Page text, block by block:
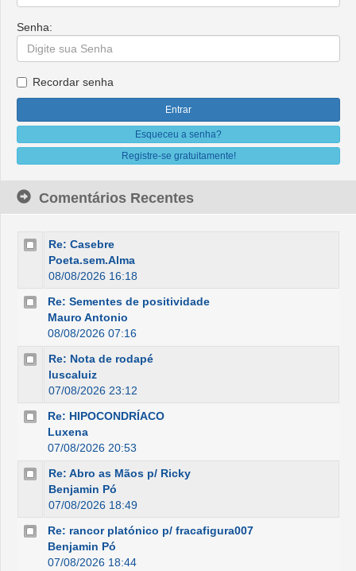
Senha:
Recordar senha
Esqueceu a senha?
Registre-se gratuitamente!
Comentários Recentes
Re: Casebre
Poeta.sem.Alma
08/08/2026 16:18
Re: Sementes de positividade
Mauro Antonio
08/08/2026 07:16
Re: Nota de rodapé
luscaluiz
07/08/2026 23:12
Re: HIPOCONDRÍACO
Luxena
07/08/2026 20:53
Re: Abro as Mãos p/ Ricky
Benjamin Pó
07/08/2026 18:49
Re: rancor platónico p/ fracafigura007
Benjamin Pó
07/08/2026 18:44